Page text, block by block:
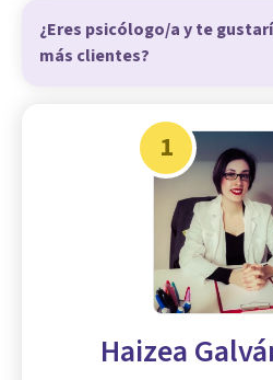
¿Eres psicólogo/a y te
más clientes?
1
Haizea